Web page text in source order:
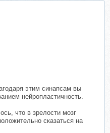
этим синапсам вы
нейропластичность.
что в зрелости мозг
сказаться на